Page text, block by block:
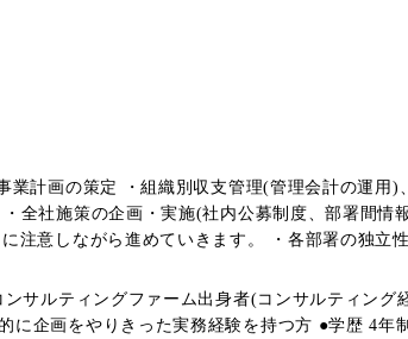
計画の策定 ・組織別収支管理(管理会計の運用
全社施策の企画・実施(社内公募制度、部署間
意しながら進めていきます。 ・各部署の独
ルティングファーム出身者(コンサルティン
ネス)における経営企画部門経験、